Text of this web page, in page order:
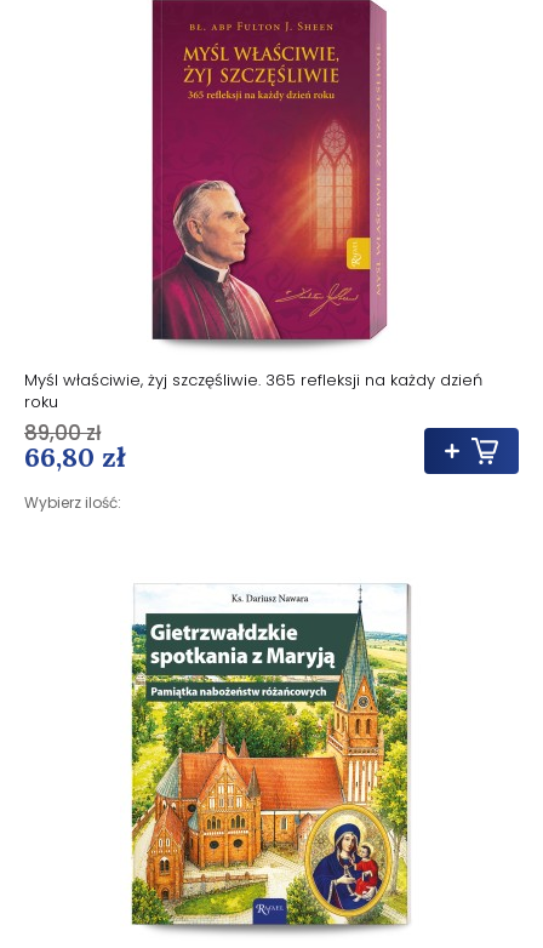
Myśl właściwie, żyj szczęśliwie. 365 refleksji na każdy dzień
roku
66,80 zł
Wybierz ilość:
89,00 zł